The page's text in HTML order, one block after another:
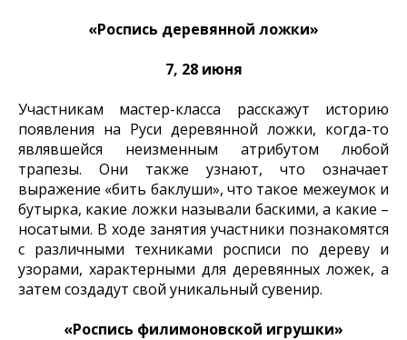
«Роспись деревянной ложки»
7, 28 июня
Участникам мастер-класса расскажут историю
появления на Руси деревянной ложки, когда-то
являвшейся неизменным атрибутом любой
трапезы. Они также узнают, что означает
выражение «бить баклуши», что такое межеумок и
бутырка, какие ложки называли баскими, а какие –
носатыми. В ходе занятия участники познакомятся
с различными техниками росписи по дереву и
узорами, характерными для деревянных ложек, а
затем создадут свой уникальный сувенир.
«Роспись филимоновской игрушки»